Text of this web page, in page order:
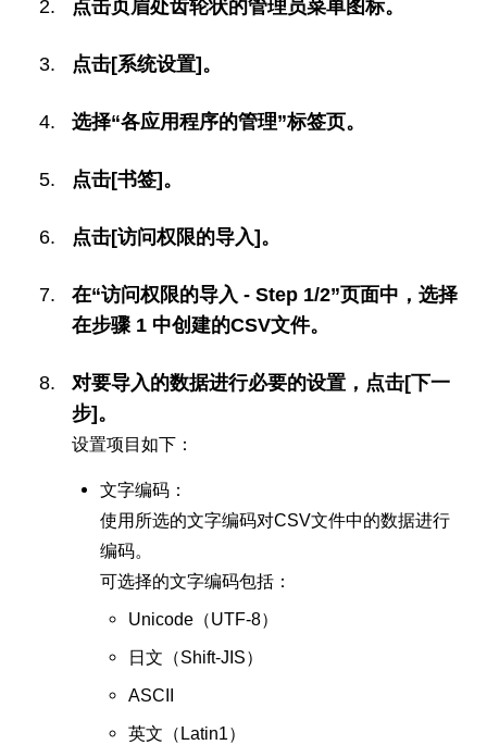
点击页眉处齿轮状的管理员菜单图标。
点击[系统设置]。
选择“各应用程序的管理”标签页。
点击[书签]。
点击[访问权限的导入]。
在“访问权限的导入 - Step 1/2”页面中，选择
在步骤 1 中创建的CSV文件。
对要导入的数据进行必要的设置，点击[下一
步]。
设置项目如下：
文字编码：
使用所选的文字编码对CSV文件中的数据进行
编码。
可选择的文字编码包括：
Unicode（UTF-8）
日文（Shift-JIS）
ASCII
英文（Latin1）